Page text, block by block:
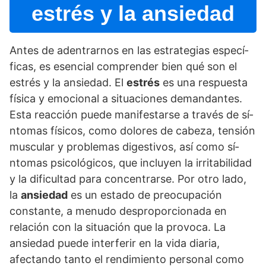
estrés y la ansiedad
Antes de adentrarnos en las estrategias especí­
ficas, es esencial comprender bien qué son el
estrés y la ansiedad. El estrés es una respuesta
fí­sica y emocional a situaciones demandantes.
Esta reacción puede manifestarse a través de sí­
ntomas fí­sicos, como dolores de cabeza, tensión
muscular y problemas digestivos, así­ como sí­
ntomas psicológicos, que incluyen la irritabilidad
y la dificultad para concentrarse. Por otro lado,
la ansiedad es un estado de preocupación
constante, a menudo desproporcionada en
relación con la situación que la provoca. La
ansiedad puede interferir en la vida diaria,
afectando tanto el rendimiento personal como